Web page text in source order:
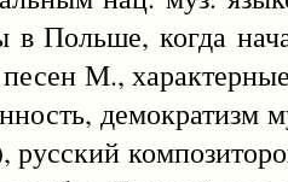
Польше, когда
М.,
демократизм